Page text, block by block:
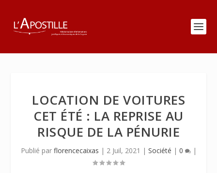
LOCATION DE VOITURES
CET ÉTÉ : LA REPRISE AU
RISQUE DE LA PÉNURIE
Publié par florencecaixas | 2 Juil, 2021 | Société | 0 |